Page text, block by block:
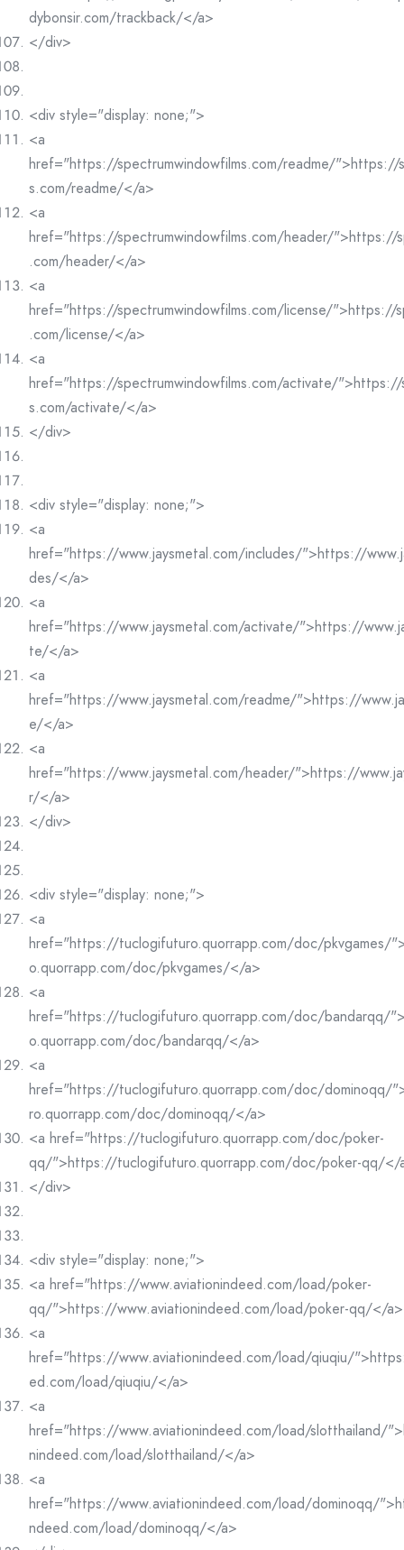
dybonsir.com/trackback/</a>
</div>
<div style="display: none;">
<a
href="https://spectrumwindowfilms.com/readme/">https://
s.com/readme/</a>
<a
href="https://spectrumwindowfilms.com/header/">https://
.com/header/</a>
<a
href="https://spectrumwindowfilms.com/license/">https://
.com/license/</a>
<a
href="https://spectrumwindowfilms.com/activate/">https://
s.com/activate/</a>
</div>
<div style="display: none;">
<a
href="https://www.jaysmetal.com/includes/">https://
des/</a>
<a
href="https://www.jaysmetal.com/activate/">https://
te/</a>
<a
href="https://www.jaysmetal.com/readme/">https://
e/</a>
<a
href="https://www.jaysmetal.com/header/">https://
r/</a>
</div>
<div style="display: none;">
<a
href="https://tuclogifuturo.quorrapp.com/doc/pkvgames/
o.quorrapp.com/doc/pkvgames/</a>
<a
href="https://tuclogifuturo.quorrapp.com/doc/bandarqq/
o.quorrapp.com/doc/bandarqq/</a>
<a
href="https://tuclogifuturo.quorrapp.com/doc/dominoqq/
ro.quorrapp.com/doc/dominoqq/</a>
<a href="https://tuclogifuturo.quorrapp.com/doc/poker-
qq/">https://tuclogifuturo.quorrapp.com/doc/poker-qq/</
</div>
<div style="display: none;">
<a href="https://www.aviationindeed.com/load/poker-
qq/">https://www.aviationindeed.com/load/poker-qq/</a>
<a
href="https://www.aviationindeed.com/load/qiuqiu/
ed.com/load/qiuqiu/</a>
<a
href="https://www.aviationindeed.com/load/slotthailand/
nindeed.com/load/slotthailand/</a>
<a
href="https://www.aviationindeed.com/load/dominoqq/
ndeed.com/load/dominoqq/</a>